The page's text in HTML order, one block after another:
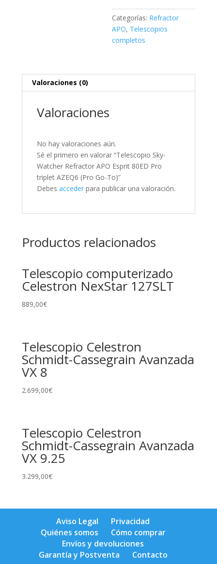
triplet
AZEQ6
(Pro
cantidad
Categorías: Refractor
APO, Telescopios
completos
Valoraciones (0)
Valoraciones
No hay valoraciones aún.
Sé el primero en valorar “Telescopio Sky-
Watcher Refractor APO Esprit 80ED Pro
triplet AZEQ6 (Pro Go-To)”
Debes accederpara publicar una valoración.
Productos relacionados
Telescopio computerizado
Celestron NexStar 127SLT
889,00€
Telescopio Celestron
Schmidt-Cassegrain Avanzada
VX 8
2.699,00€
Telescopio Celestron
Schmidt-Cassegrain Avanzada
VX 9.25
3.299,00€
Aviso Legal
Privacidad
Quiénes somos
Cómo comprar
Envíos y devoluciones
Garantía y Postventa
Contacto